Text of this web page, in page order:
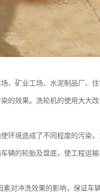
、矿业工场、水泥制品厂、
的效果。洗轮机的使用大大
环境造成了不同程度的污染
辆的轮胎及盘底，使工程运
对冲洗效果的影响，保证车